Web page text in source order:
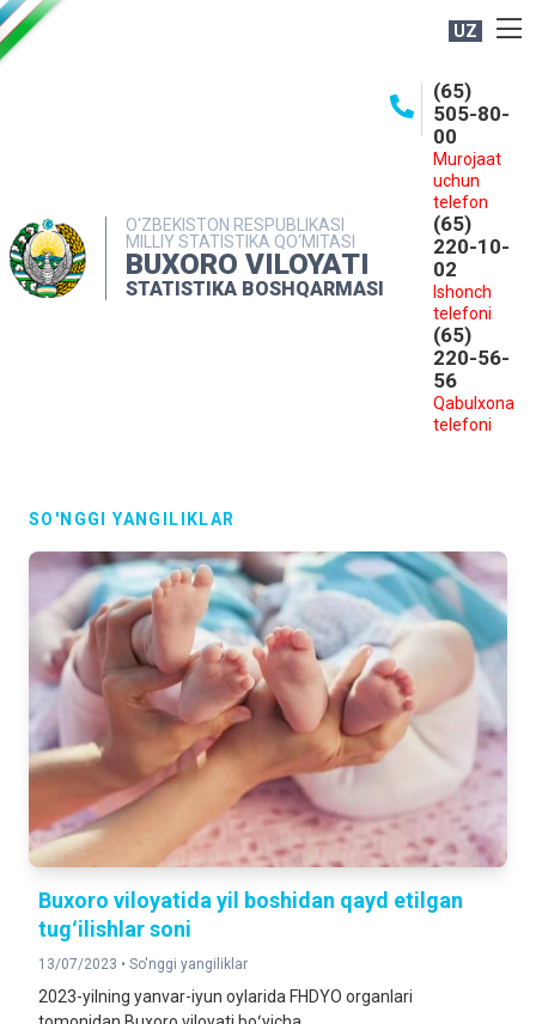
UZ
O‘ZBEKISTON RESPUBLIKASI
MILLIY STATISTIKA QO‘MITASI
BUXORO VILOYATI
STATISTIKA BOSHQARMASI
(65)
505-80-
00
Murojaat
uchun
telefon
(65)
220-10-
02
Ishonch
telefoni
(65)
220-56-
56
Qabulxona
telefoni
MATBUOT XIZMATI
MUROJAATLAR
SO'NGGI YANGILIKLAR
Buxoro viloyatida yil boshidan qayd etilgan
tugʻilishlar soni
13/07/2023 • So'nggi yangiliklar
2023-yilning yanvar-iyun oylarida FHDYO organlari